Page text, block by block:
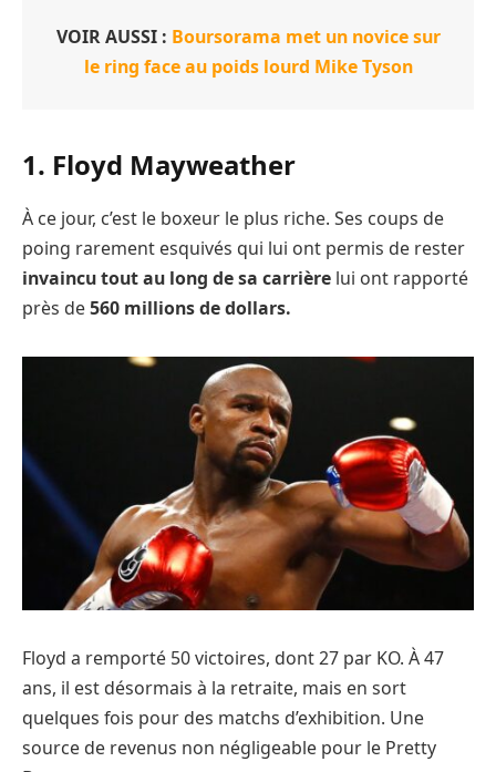
VOIR AUSSI : Boursorama met un novice sur
le ring face au poids lourd Mike Tyson
1. Floyd Mayweather
À ce jour, c’est le boxeur le plus riche. Ses coups de
poing rarement esquivés qui lui ont permis de rester
invaincu tout au long de sa carrière lui ont rapporté
près de560 millions de dollars.
Floyd a remporté 50 victoires, dont 27 par KO. À 47
ans, il est désormais à la retraite, mais en sort
quelques fois pour des matchs d’exhibition. Une
source de revenus non négligeable pour le Pretty